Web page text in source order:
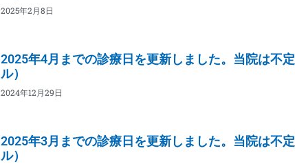
2025年2月8日
2025年4月までの診療日を更新しました。当院は不
ル）
2024年12月29日
2025年3月までの診療日を更新しました。当院は不
ル）